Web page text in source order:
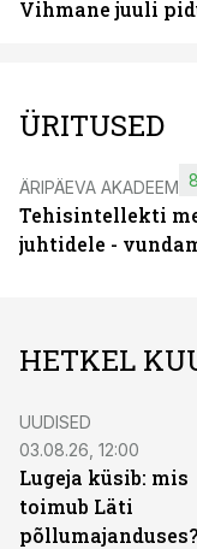
Vihmane juuli
ÜRITUSED
ÄRIPÄEVA AKADEEMIA
Tehisintellekti
juhtidele -
HETKEL
UUDISED
03.08.26, 12:00
Lugeja küsib: mis
toimub Läti
põllumajanduses?